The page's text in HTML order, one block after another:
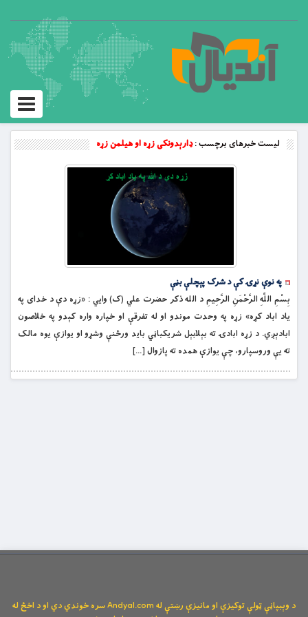
Toggle
لیست خبرهای برچسب :ډارېدونکی زړه او هیلمن زړه
په نوې نړۍ کې د شرک پېچلې بڼې
بِسْمِ اللَّهِ الرَّحْمَنِ الرَّحِيمِ د الله ذکر حضرت علي (ک) وايي : «زړه دې د خدای په
یاد اباد کړه» زړه په وحدت موندو او له تفرقې او خپاره واره کېدو په خلاصون
ابادېږي. د زړه ابادۍ ته بېلابېل شریکباڼي باید ورځنې وشړو او یوازې یوه مالک
ته یې وروسپارو، چې یوازې همده ته پازوال […]
د وېبپاڼې ټولې توکیزې او مانیزې رښتې له Andyal.com سره خوندي دي او د اخځ له